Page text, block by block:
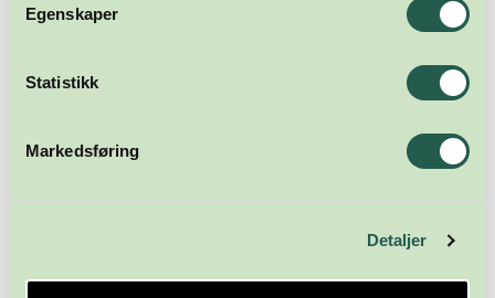
Egenskaper
Statistikk
Markedsføring
Detaljer